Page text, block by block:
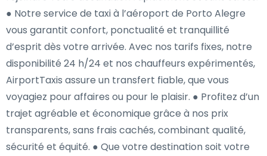
● Notre service de taxi à l’aéroport de Porto Alegre
vous garantit confort, ponctualité et tranquillité
d’esprit dès votre arrivée. Avec nos tarifs fixes, notre
disponibilité 24 h/24 et nos chauffeurs expérimentés,
AirportTaxis assure un transfert fiable, que vous
voyagiez pour affaires ou pour le plaisir. ● Profitez d’un
trajet agréable et économique grâce à nos prix
transparents, sans frais cachés, combinant qualité,
sécurité et équité. ● Que votre destination soit votre